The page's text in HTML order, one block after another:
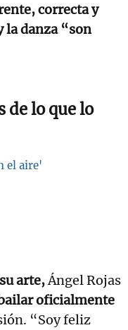
correcta y
la danza “son
de lo que lo
el aire'
arte,Ángel Rojas
oficialmente
“Soy feliz